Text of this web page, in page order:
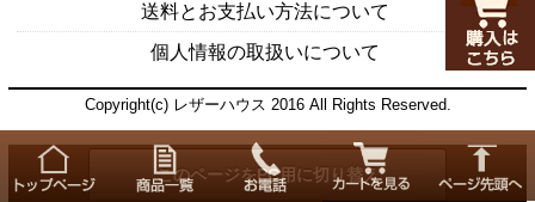
送料とお支払い方法について
個人情報の取扱いについて
Copyright(c) レザーハウス 2016 All Rights Reserved.
このページをPC用に切り替え